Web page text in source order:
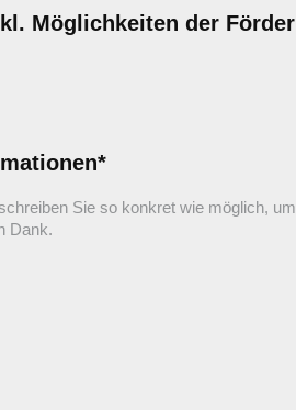
Möglichkeiten der